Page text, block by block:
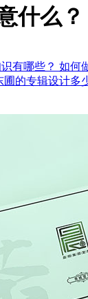
什么？
有哪些？ 如何
圃的专辑设计多